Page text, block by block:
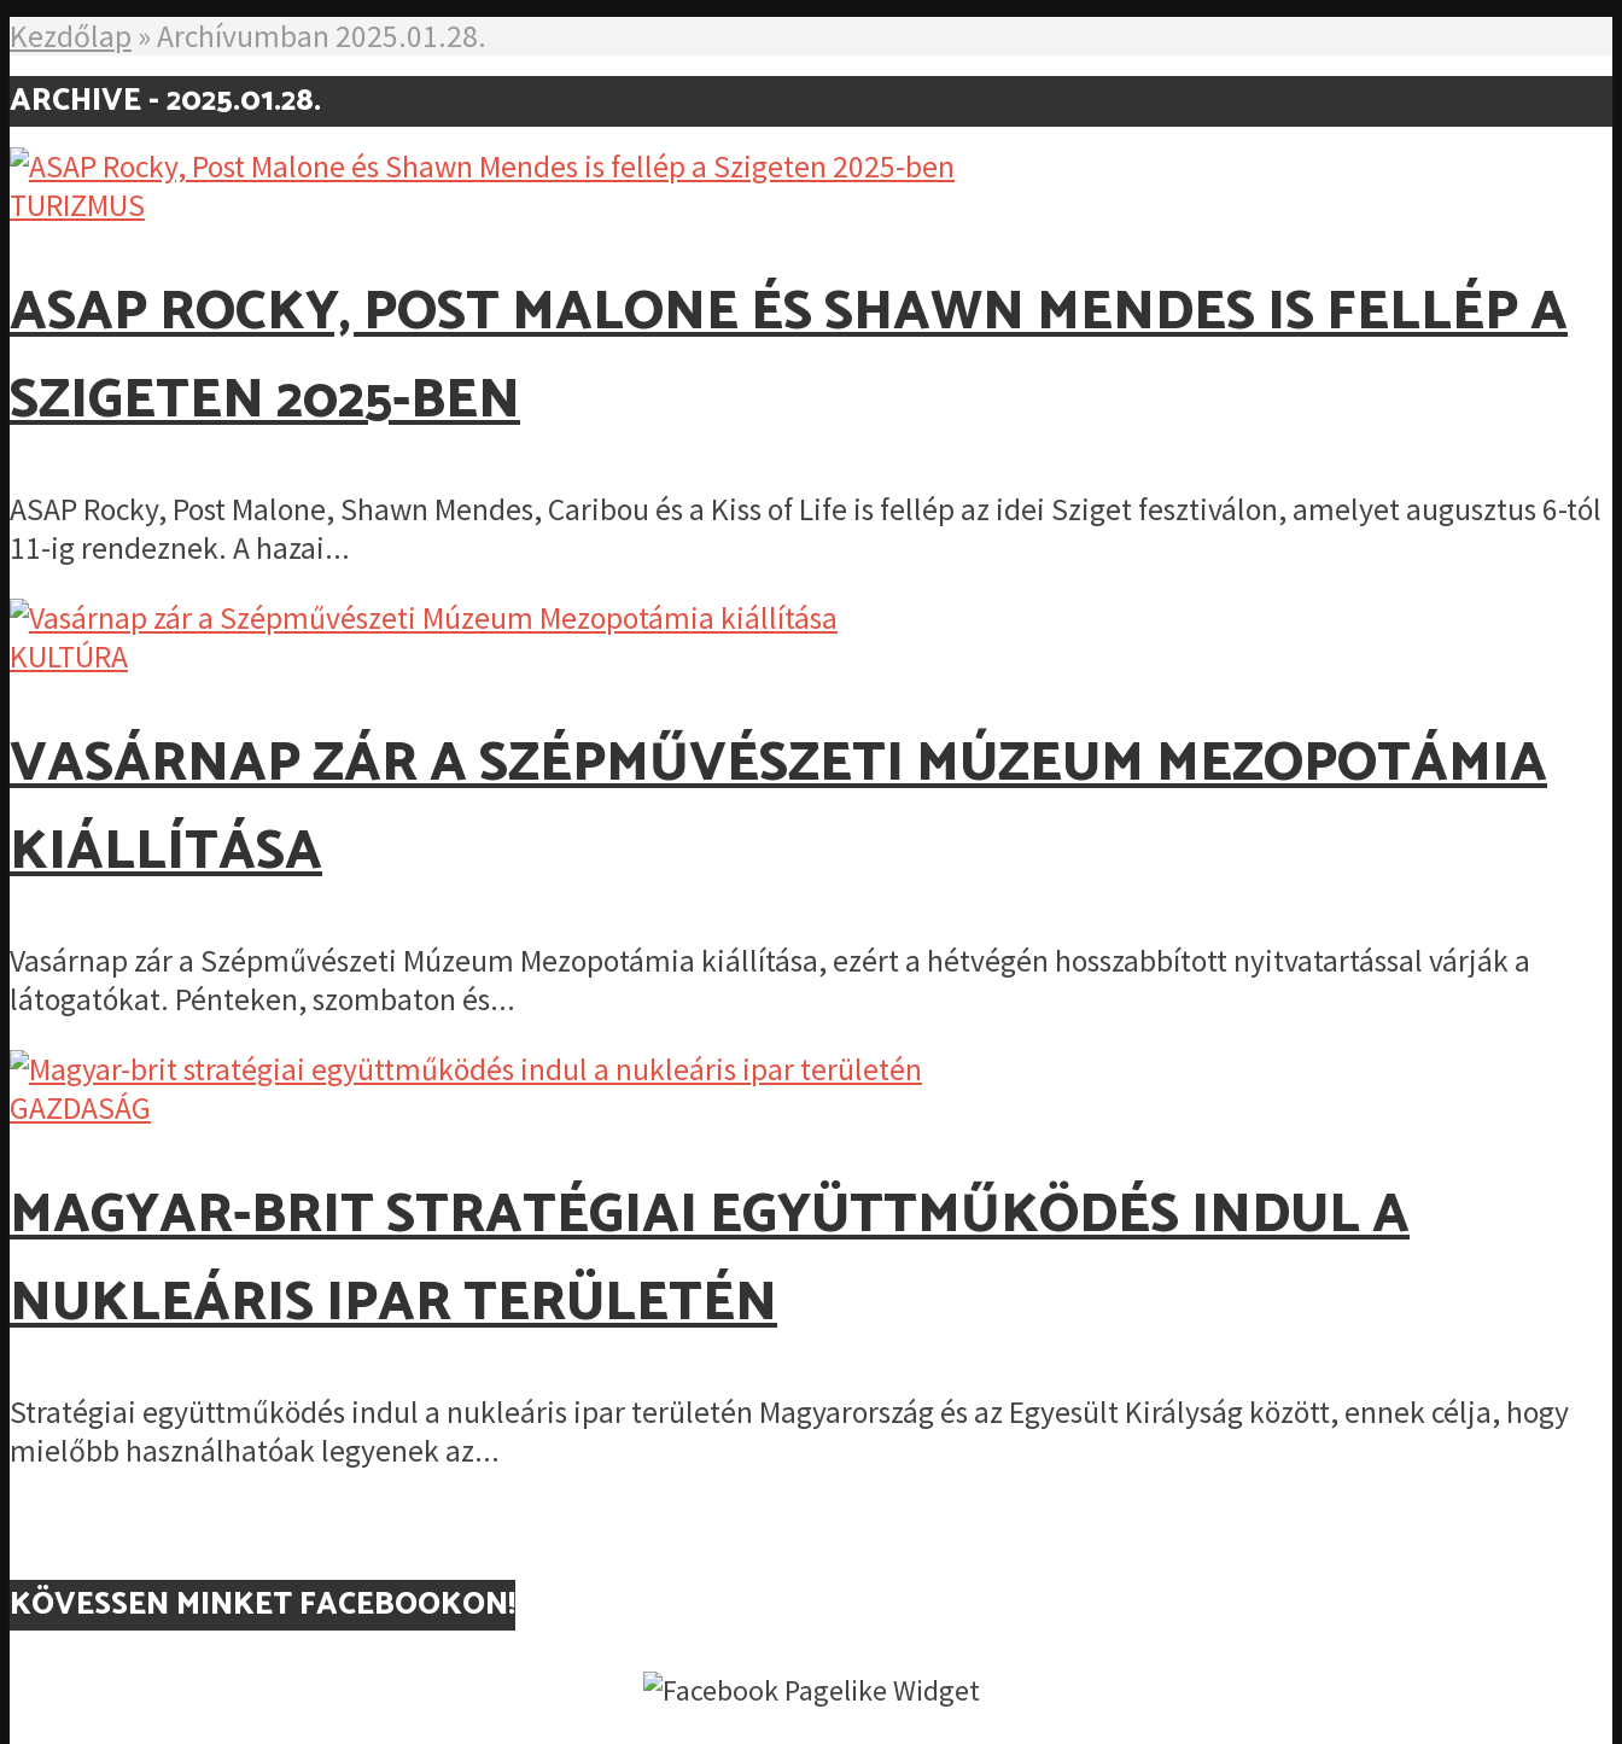
Kezdőlap »Archívumban 2025.01.28.
ARCHIVE - 2025.01.28.
TURIZMUS
ASAP ROCKY, POST MALONE ÉS SHAWN MENDES IS FELLÉP A
SZIGETEN 2025-BEN
ASAP Rocky, Post Malone, Shawn Mendes, Caribou és a Kiss of Life is fellép az idei Sziget fesztiválon, amelyet augusztus 6-tól
11-ig rendeznek. A hazai...
KULTÚRA
VASÁRNAP ZÁR A SZÉPMŰVÉSZETI MÚZEUM MEZOPOTÁMIA
KIÁLLÍTÁSA
Vasárnap zár a Szépművészeti Múzeum Mezopotámia kiállítása, ezért a hétvégén hosszabbított nyitvatartással várják a
látogatókat. Pénteken, szombaton és...
GAZDASÁG
MAGYAR-BRIT STRATÉGIAI EGYÜTTMŰKÖDÉS INDUL A
NUKLEÁRIS IPAR TERÜLETÉN
Stratégiai együttműködés indul a nukleáris ipar területén Magyarország és az Egyesült Királyság között, ennek célja, hogy
mielőbb használhatóak legyenek az...
KÖVESSEN MINKET FACEBOOKON!